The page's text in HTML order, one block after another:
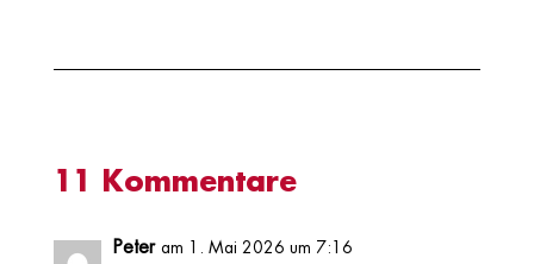
11 Kommentare
Peter am 1. Mai 2026 um 7:16